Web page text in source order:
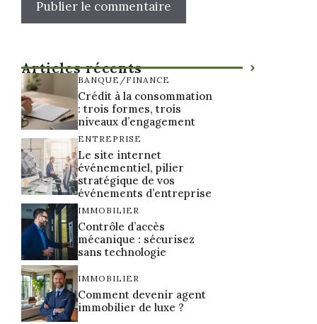
Articles récents
BANQUE/FINANCE
Crédit à la consommation
: trois formes, trois
niveaux d’engagement
ENTREPRISE
Le site internet
événementiel, pilier
stratégique de vos
événements d’entreprise
IMMOBILIER
Contrôle d’accès
mécanique : sécurisez
sans technologie
IMMOBILIER
Comment devenir agent
immobilier de luxe ?